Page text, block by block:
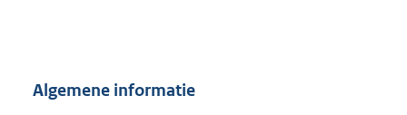
Algemene informatie